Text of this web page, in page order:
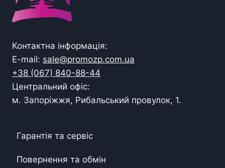
Контактна інформація:
E-mail: sale@promozp.com.ua
+38 (067) 840-88-44
Центральний офіс:
м. Запоріжжя, Рибальський провулок, 1.
Гарантія та сервіс
Повернення та обмін